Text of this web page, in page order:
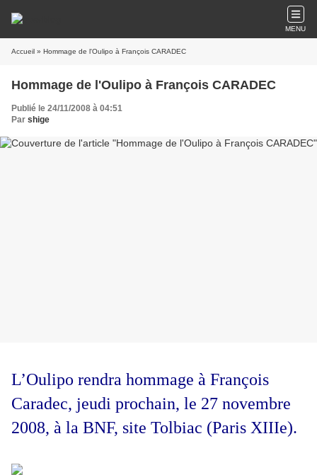
MENU
Accueil » Hommage de l'Oulipo à François CARADEC
Hommage de l'Oulipo à François CARADEC
Publié le 24/11/2008 à 04:51
Par shige
L’Oulipo rendra hommage à François
Caradec, jeudi prochain, le 27 novembre
2008, à la BNF, site Tolbiac (Paris XIIIe).